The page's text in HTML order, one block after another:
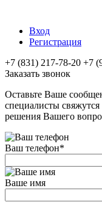
Вход
Регистрация
+7 (831) 217-78-20 +7
Заказать звонок
Оставьте Ваше
специалисты
решения Вашего
Ваш телефон*
Ваше имя